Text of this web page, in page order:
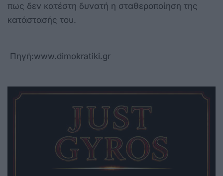
πως δεν κατέστη δυνατή η σταθεροποίηση της
κατάστασής του.
Πηγή:www.dimokratiki.gr